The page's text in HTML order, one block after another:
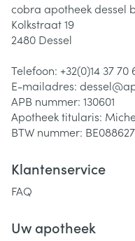
cobra apotheek dessel
Kolkstraat 19
2480 Dessel
Telefoon: +32(0)14 37 70
E-mailadres: dessel@
APB nummer: 130601
Apotheek titularis:
BTW nummer:
Klantenservice
FAQ
Uw apotheek